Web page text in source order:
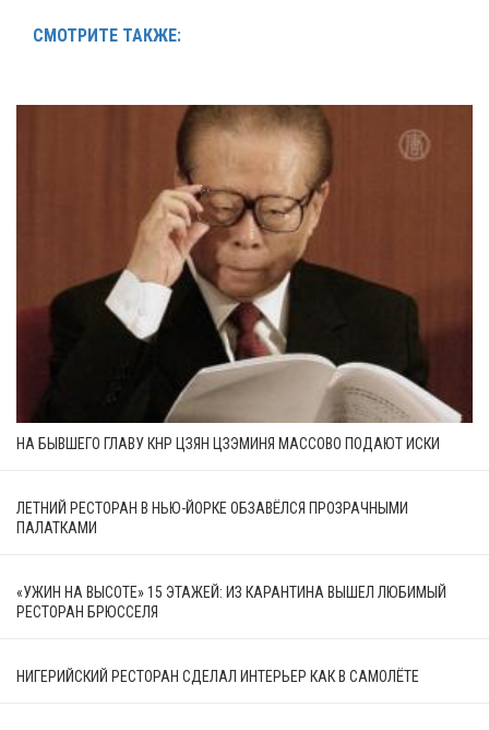
СМОТРИТЕ ТАКЖЕ:
НА БЫВШЕГО ГЛАВУ КНР ЦЗЯН ЦЗЭМИНЯ МАССОВО ПОДАЮТ ИСКИ
ЛЕТНИЙ РЕСТОРАН В НЬЮ-ЙОРКЕ ОБЗАВЁЛСЯ ПРОЗРАЧНЫМИ
ПАЛАТКАМИ
«УЖИН НА ВЫСОТЕ» 15 ЭТАЖЕЙ: ИЗ КАРАНТИНА ВЫШЕЛ ЛЮБИМЫЙ
РЕСТОРАН БРЮССЕЛЯ
НИГЕРИЙСКИЙ РЕСТОРАН СДЕЛАЛ ИНТЕРЬЕР КАК В САМОЛЁТЕ